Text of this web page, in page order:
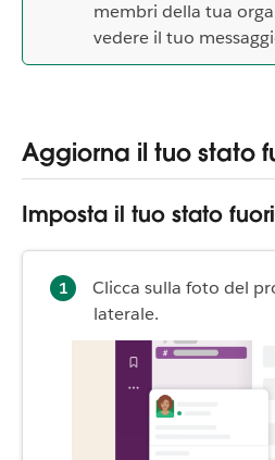
membri della tua
vedere il tuo
Aggiorna il tuo stato
Imposta il tuo stato
Clicca sulla foto del
laterale.